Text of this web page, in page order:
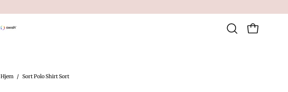
ÅbnÅben
Hjem / Sort Polo Shirt Sort